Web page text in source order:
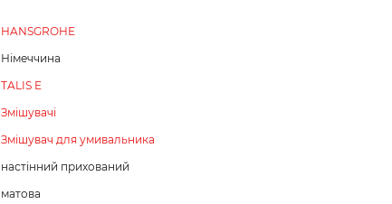
HANSGROHE
Німеччина
TALIS E
Змішувачі
Змішувач для умивальника
настінний прихований
матова